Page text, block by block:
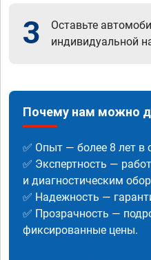
3
Оставьте
индивидуальной
Почему нам можно
✅ Опыт — более 8 лет в
✅ Экспертность —
и диагностическим
✅ Надежность —
✅ Прозрачность —
фиксированные цены.